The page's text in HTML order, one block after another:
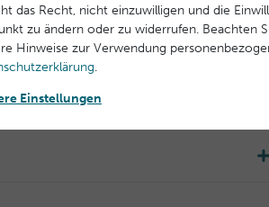
Hals und Dekolleté
das Recht, nicht einzuwilligen und die
zu ändern oder zu widerrufen. Beachten
Hinweise zur Verwendung
.
Einstellungen